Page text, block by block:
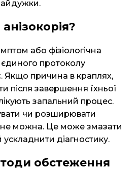
або фізіологічна
єдиного протоколу
Якщо причина в краплях,
після завершення їхньої
запальний процес.
чи розширювати
можна. Це може змазати
ускладнити діагностику.
обстеження